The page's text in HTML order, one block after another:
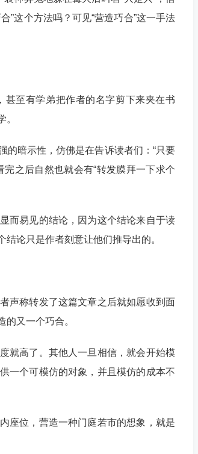
”这个方法吗？可见“营造巧合”这一手法
甚至有学弟把作者的名字剪下来夹在书
。
的暗示性，仿佛是在告诉读者们：“只要
之后自然也就会有“转发膜拜一下求个
而易见的结论，因为这个结论来自于读
论只是作者刻意让他们推导出的。
声称转发了这篇文章之后就如愿收到面
又一个巧合。
就高了。其他人一旦相信，就会开始模
一个可模仿的对象，并且模仿的成本不
座位，营造一种门庭若市的想象，就是